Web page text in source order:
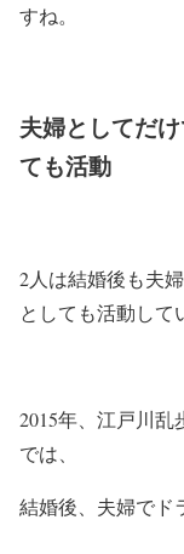
すね。
夫婦としてだ
ても活動
2人は結婚後も夫
としても活動して
2015年、江戸川乱
では、
結婚後、夫婦でド